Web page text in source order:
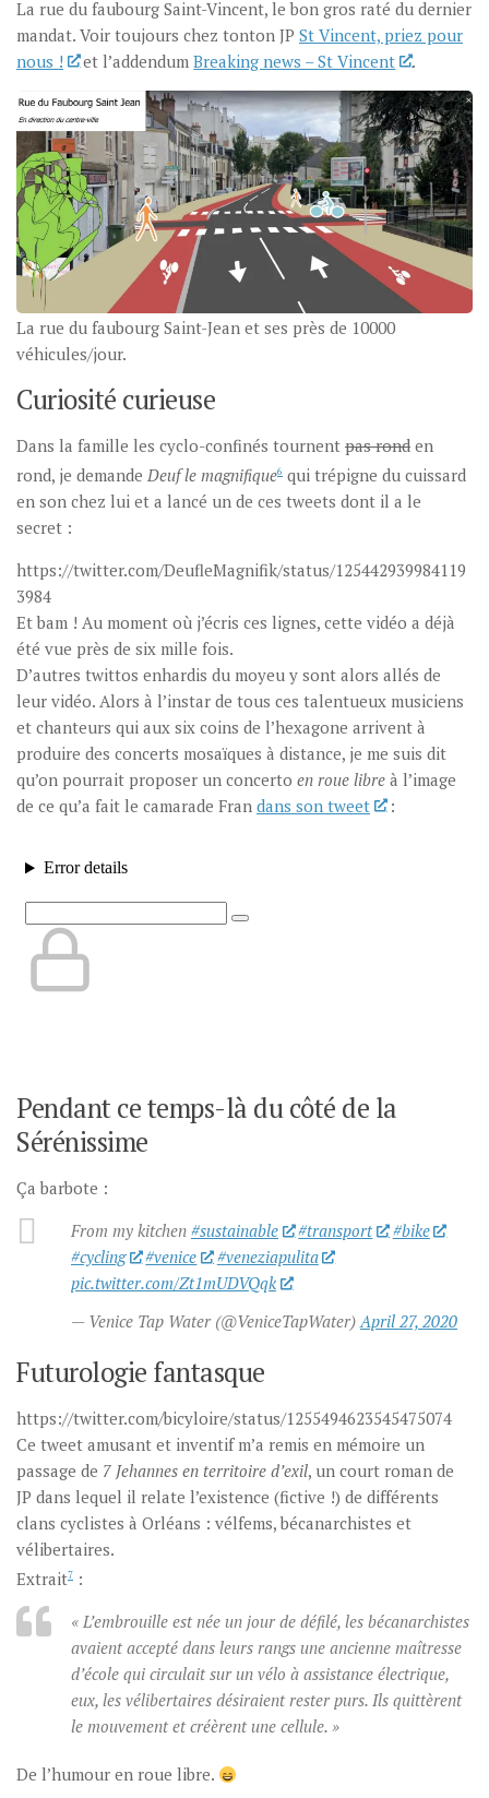
La rue du faubourg Saint-Vincent, le bon gros raté du dernier
mandat. Voir toujours chez tonton JP St Vincent, priez pour
nous !
et l’addendumBreaking news – St Vincent .
La rue du faubourg Saint-Jean et ses près de 10000
véhicules/jour.
Curiosité curieuse
Dans la famille les cyclo-confinés tournent pas rond en
rond, je demande Deuf le magnifique6 qui trépigne du cuissard
en son chez lui et a lancé un de ces tweets dont il a le
secret :
https://twitter.com/DeufleMagnifik/status/125442939984119
3984
Et bam ! Au moment où j’écris ces lignes, cette vidéo a déjà
été vue près de six mille fois.
D’autres twittos enhardis du moyeu y sont alors allés de
leur vidéo. Alors à l’instar de tous ces talentueux musiciens
et chanteurs qui aux six coins de l’hexagone arrivent à
produire des concerts mosaïques à distance, je me suis dit
qu’on pourrait proposer un concerto en roue libre à l’image
de ce qu’a fait le camarade Fran dans son tweet :
Pendant ce temps-là du côté de la
Sérénissime
Ça barbote :
From my kitchen #sustainable #transport
#bike
#cycling
#venice
#veneziapulita
pic.twitter.com/Zt1mUDVQqk
— Venice Tap Water (@VeniceTapWater)April 27, 2020
Futurologie fantasque
https://twitter.com/bicyloire/status/1255494623545475074
Ce tweet amusant et inventif m’a remis en mémoire un
passage de 7 Jehannes en territoire d’exil, un court roman de
JP dans lequel il relate l’existence (fictive !) de différents
clans cyclistes à Orléans : vélfems, bécanarchistes et
vélibertaires.
Extrait7 :
« L’embrouille est née un jour de défilé, les bécanarchistes
avaient accepté dans leurs rangs une ancienne maîtresse
d’école qui circulait sur un vélo à assistance électrique,
eux, les vélibertaires désiraient rester purs. Ils quittèrent
le mouvement et créèrent une cellule. »
De l’humour en roue libre.